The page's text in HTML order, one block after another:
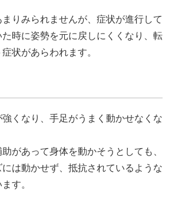
りみられませんが、症状が進行して
た時に姿勢を元に戻しにくくなり、転
状があらわれます。
くなり、手足がうまく動かせなくな
があって身体を動かそうとしても、
は動かせず、抵抗されているような
す。